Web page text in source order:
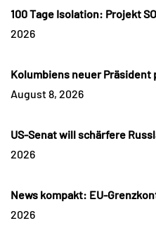
100 Tage Isolation: Projekt
2026
Kolumbiens neuer
August 8, 2026
US-Senat will schärfere
2026
News kompakt: EU-
2026